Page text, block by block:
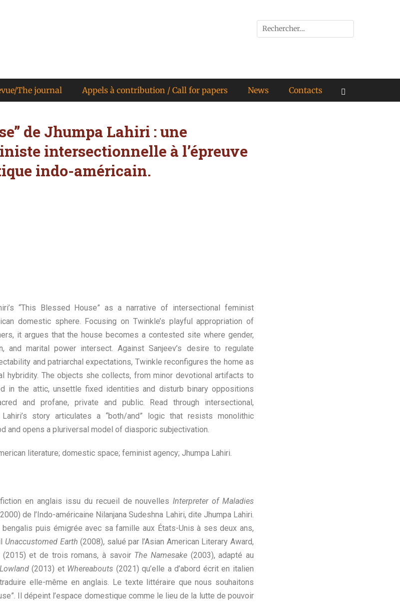
The journal Appels à contribution / Call for papers News Contacts
de Jhumpa Lahiri : une
intersectionnelle à l’épreuve
indo-américain.
“This Blessed House” as a narrative of intersectional feminist
domestic sphere. Focusing on Twinkle’s playful appropriation of
it argues that the house becomes a contested site where gender,
and marital power intersect. Against Sanjeev’s desire to regulate
and patriarchal expectations, Twinkle reconfigures the home as
hybridity. The objects she collects, from minor devotional artifacts to
in the attic, unsettle fixed identities and disturb binary oppositions
and profane, private and public. Read through intersectional,
story articulates a “both/and” logic that resists monolithic
and opens a pluriversal model of diasporic subjectivation.
literature; domestic space; feminist agency; Jhumpa Lahiri.
en anglais issu du recueil de nouvellesInterpreter of Maladies
de l’Indo-américaine Nilanjana Sudeshna Lahiri, dite Jhumpa Lahiri.
puis émigrée avec sa famille aux États-Unis à ses deux ans,
Unaccustomed Earth (2008), salué par l’Asian American Literary Award,
(2015) et de trois romans, à savoir The Namesake (2003), adapté au
(2013) et Whereabouts (2021) qu’elle a d’abord écrit en italien
elle-même en anglais. Le texte littéraire que nous souhaitons
Il dépeint l’espace domestique comme le lieu de la lutte de pouvoir